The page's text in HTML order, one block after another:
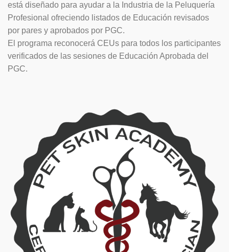
está diseñado para ayudar a la Industria de la Peluquería
Profesional ofreciendo listados de Educación revisados
por pares y aprobados por PGC.
El programa reconocerá CEUs para todos los participantes
verificados de las sesiones de Educación Aprobada del
PGC.